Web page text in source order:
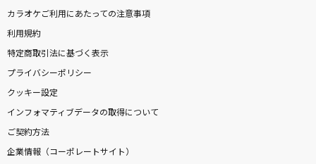
カラオケご利用にあたっての注意事項
利用規約
特定商取引法に基づく表示
プライバシーポリシー
クッキー設定
インフォマティブデータの取得について
ご契約方法
企業情報（コーポレートサイト）